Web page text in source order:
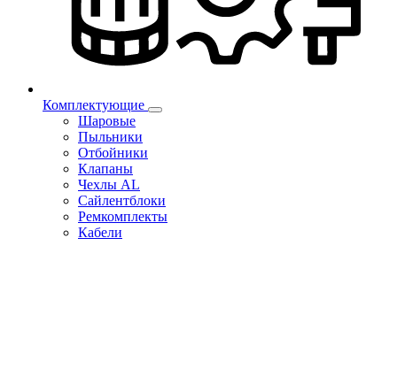
Комплектующие
Шаровые
Пыльники
Отбойники
Клапаны
Чехлы AL
Сайлентблоки
Ремкомплекты
Кабели